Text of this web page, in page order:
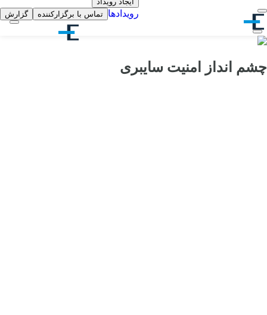
رویدادها تماس با برگزارکننده گزارش
چشم انداز امنیت سایبری